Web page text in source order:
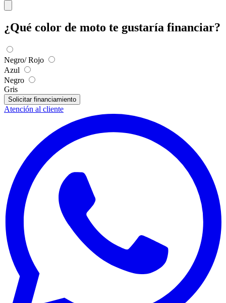
¿Qué color de moto te gustaría financiar?
Negro/ Rojo
Azul
Negro
Gris
Solicitar financiamiento
Atención al cliente